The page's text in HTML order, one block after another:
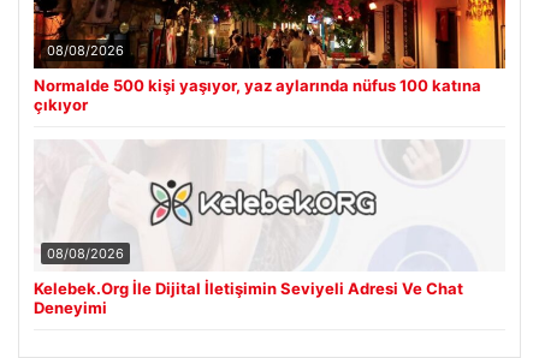
08/08/2026
Normalde 500 kişi yaşıyor, yaz aylarında nüfus 100 katına
çıkıyor
08/08/2026
Kelebek.Org İle Dijital İletişimin Seviyeli Adresi Ve Chat
Deneyimi